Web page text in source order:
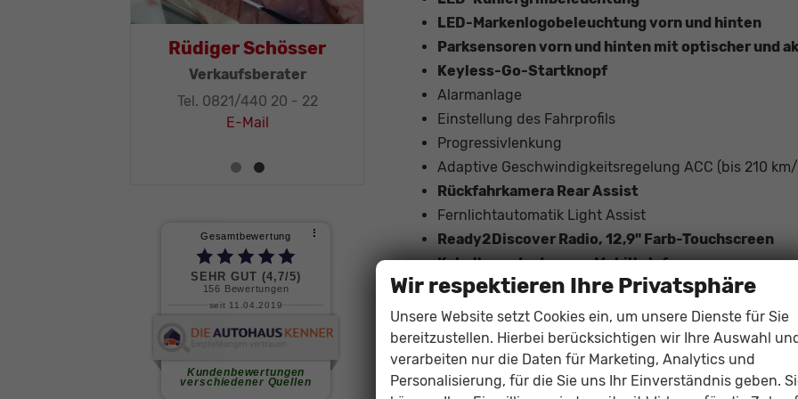
LED-Markenlogobeleuchtung vorn und hinten
Parksensoren vorn und hinten mit optischer und
Keyless-Go-Startknopf
Alarmanlage
Einstellung des Fahrprofils
Progressivlenkung
Adaptive Geschwindigkeitsregelung ACC (bis 210
Rückfahrkamera Rear Assist
Fernlichtautomatik Light Assist
Ready2Discover Radio, 12,9" Farb-Touchscreen
Kabelloses Laden von Mobiltelefonen
Klappbare Außenspiegel
Umgebungsbeleuchtung mit Welcome-Light-
Höhenverstellbarer Beifahrersitz
Lordosenstützen an Fahrer- und Beifahrersitz
Mittelarmlehne hinten mit Getränkehaltern
Thomas Mohr
Geschäftsleitung, KFZ-
Rüdiger Schösser
Verkaufsberater
Tel. 0821/440 20 - 22
Wir respektieren Ihre Privatsphäre
Unsere Website setzt Cookies ein, um unsere Dienste für Sie
bereitzustellen. Hierbei berücksichtigen wir Ihre Auswahl
verarbeiten nur die Daten für Marketing, Analytics und
Personalisierung, für die Sie uns Ihr Einverständnis geben.